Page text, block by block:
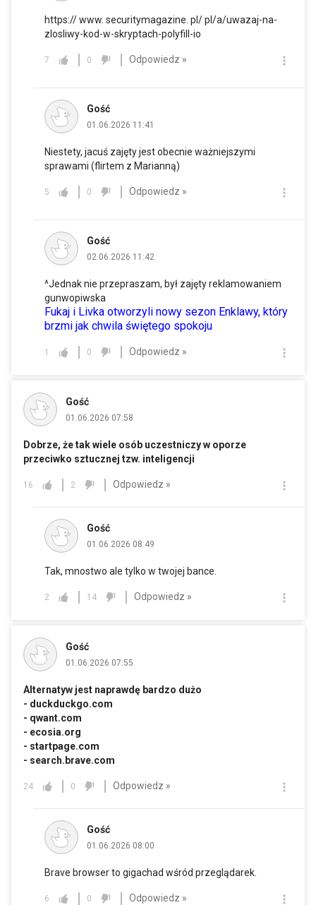
https:// www. securitymagazine. pl/ pl/a/uwazaj-na-
zlosliwy-kod-w-skryptach-polyfill-io
7 0 Odpowiedz »
Gość
01.06.2026 11:41
Niestety, jacuś zajęty jest obecnie ważniejszymi
sprawami (flirtem z Marianną)
5 0 Odpowiedz »
Gość
02.06.2026 11:42
^Jednak nie przepraszam, był zajęty reklamowaniem
gunwopiwska
Fukaj i Livka otworzyli nowy sezon Enklawy, który
brzmi jak chwila świętego spokoju
1 0 Odpowiedz »
Gość
01.06.2026 07:58
Dobrze, że tak wiele osób uczestniczy w oporze
przeciwko sztucznej tzw. inteligencji
16 2 Odpowiedz »
Gość
01.06.2026 08:49
Tak, mnostwo ale tylko w twojej bance.
2 14 Odpowiedz »
Gość
01.06.2026 07:55
Alternatyw jest naprawdę bardzo dużo
- duckduckgo.com
- qwant.com
- ecosia.org
- startpage.com
- search.brave.com
24 0 Odpowiedz »
Gość
01.06.2026 08:00
Brave browser to gigachad wśród przeglądarek.
6 0 Odpowiedz »